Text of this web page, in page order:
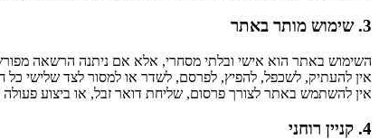
3. שימוש מותר באתר
השימוש באתר הוא אישי ובלתי מסחרי, אלא אם ניתנה הרשאה
אין להעתיק, לשכפל, להפיץ, לפרסם, לשדר או למסור לצד שלישי
אין להשתמש באתר לצורך פרסום, שליחת דואר זבל, או ביצוע
4. קניין רוחני